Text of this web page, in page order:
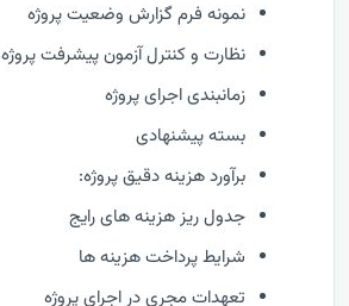
نمونه فرم گزارش وضعيت پروژه
نظارت و كنترل آزمون پیشرفت پروژه
زمانبندی اجرای پروژه
بسته پیشنهادی
برآورد هزینه دقیق پروژه:
جدول ریز هزینه های رایج
شرایط پرداخت هزینه ها
تعهدات مجری در اجرای پروژه